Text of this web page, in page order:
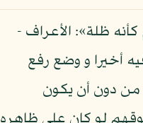
ظلة»: الأعراف -
أخيرا و وضع رفع
من دون أن يكون